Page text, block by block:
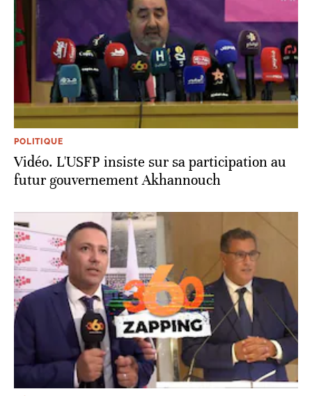
POLITIQUE
Vidéo. L'USFP insiste sur sa participation au
futur gouvernement Akhannouch